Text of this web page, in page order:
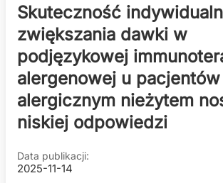
Skuteczność
zwiększania dawki w
podjęzykowej
alergenowej u
alergicznym nieżytem
niskiej odpowiedzi
Data publikacji:
2025-11-14